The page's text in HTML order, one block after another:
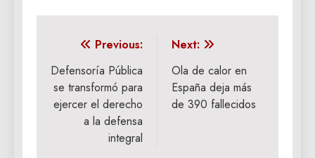
Navegación
de
entradas
Previous:
Defensoría Pública
se transformó para
ejercer el derecho
a la defensa
integral
Next:
Ola de calor en
España deja más
de 390 fallecidos